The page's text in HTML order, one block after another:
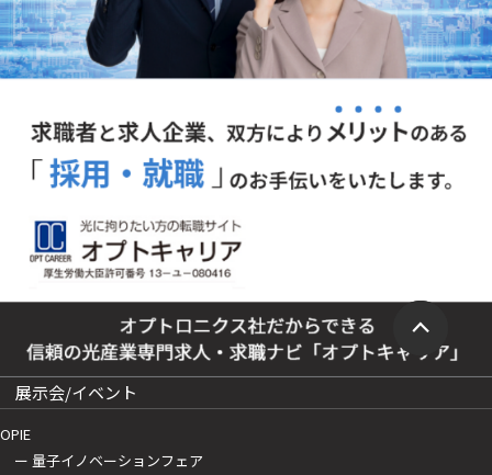
展示会/イベント
OPIE
ー 量子イノベーションフェア